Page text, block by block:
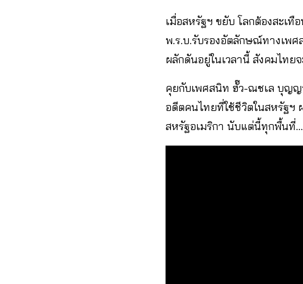
เมื่อสหรัฐฯ ขยับ โลกต้องสะเทื
พ.ร.บ.รับรองอัตลักษณ์ทางเพ
ผลักดันอยู่ในเวลานี้ สังคมไทย
คุยกับเพศสนิท ฮั๊ว-ณชเล บุญญ
อดีตคนไทยที่ใช้ชีวิตในสหรัฐฯ
สหรัฐอเมริกา นับแต่นี้ทุกพื้นที่